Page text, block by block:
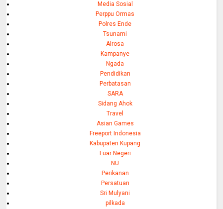
Media Sosial
Perppu Ormas
Polres Ende
Tsunami
Alrosa
Kampanye
Ngada
Pendidikan
Perbatasan
SARA
Sidang Ahok
Travel
Asian Games
Freeport Indonesia
Kabupaten Kupang
Luar Negeri
NU
Perikanan
Persatuan
Sri Mulyani
pilkada